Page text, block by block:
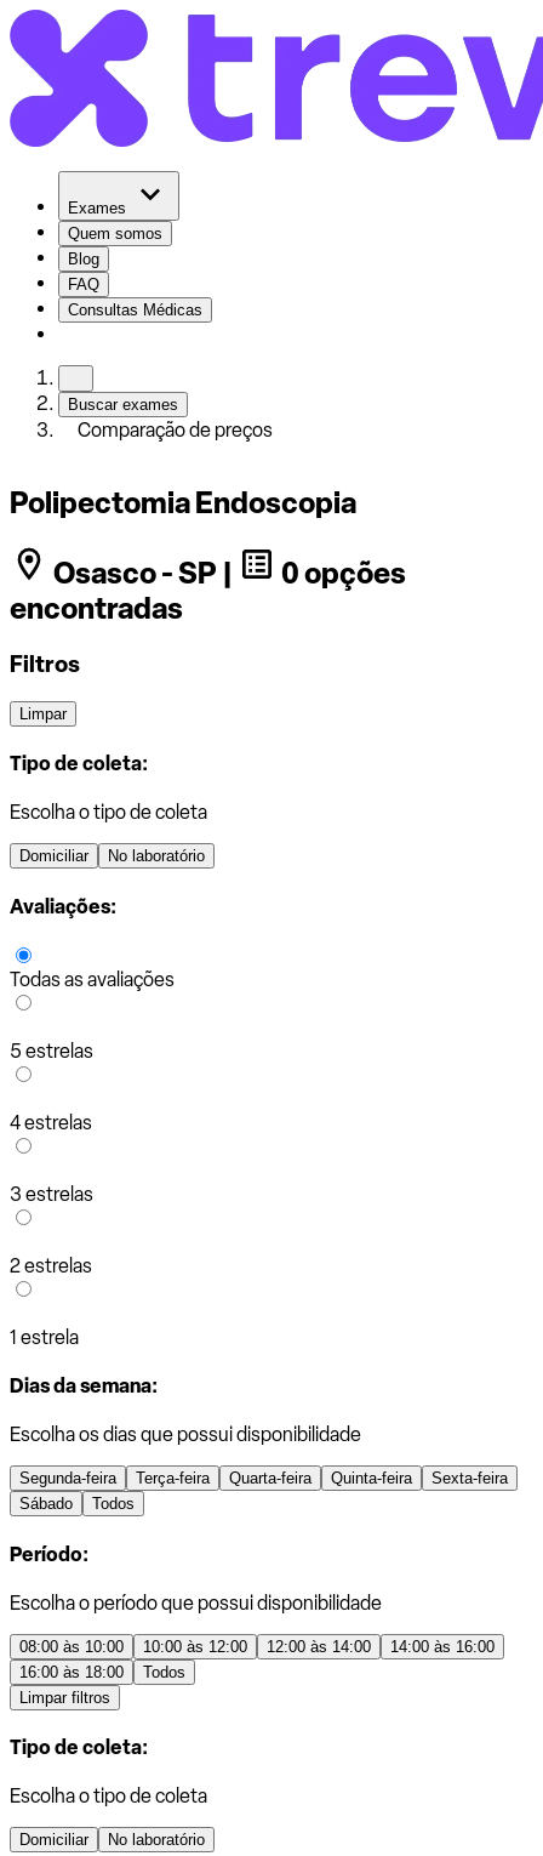
Exames
Quem somos
Blog
FAQ
Consultas Médicas
Buscar exames
Comparação de preços
Polipectomia Endoscopia
Osasco - SP |
0 opções
encontradas
Filtros
Limpar
Tipo de coleta:
Escolha o tipo de coleta
Domiciliar No laboratório
Avaliações:
Todas as avaliações
5 estrelas
4 estrelas
3 estrelas
2 estrelas
1 estrela
Dias da semana:
Escolha os dias que possui disponibilidade
Segunda-feira Terça-feira Quarta-feira Quinta-feira
Sexta-feira
Sábado
Todos
Período:
Escolha o período que possui disponibilidade
08:00 às 10:00 10:00 às 12:00 12:00 às 14:00
14:00 às 16:00
16:00 às 18:00
Todos
Limpar filtros
Tipo de coleta:
Escolha o tipo de coleta
Domiciliar No laboratório